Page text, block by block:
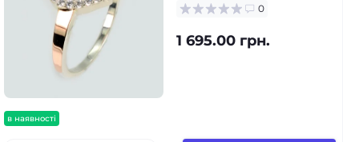
в наявності
0
1 695.00 грн.